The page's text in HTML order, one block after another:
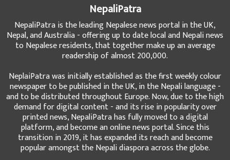
NepaliPatra
NepaliPatra is the leading Nepalese news portal in the UK,
Nepal, and Australia - offering up to date local and Nepali news
to Nepalese residents, that together make up an average
readership of almost 200,000.
NeplaiPatra was initially established as the first weekly colour
newspaper to be published in the UK, in the Nepali language -
and to be distributed throughout Europe. Now, due to the high
demand for digital content - and its rise in popularity over
printed news, NepaliPatra has fully moved to a digital
platform, and become an online news portal. Since this
transition in 2019, it has expanded its reach and become
popular amongst the Nepali diaspora across the globe.